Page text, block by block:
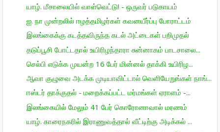
யாழ். மீசாலையில் வாள்வெட்டு! - ஒருவர் படுகாயம்
ஐ. நா முன்றலில் ஈழத்தமிழர்கள் கவனயீர்ப்பு போராட்டம்
இலங்கைக்கு கடத்தவிருந்த கடல் அட்டைகள் பறிமுதல்
தடுப்பூசி போட்டதால் உயிரிழந்தாரா சுன்னாகம் பாடசாலை...
செல்பி எடுக்க முயன்ற 16 பேர் மின்னல் தாக்கி உயிரிழ...
ஆவா குழுவை அடக்க முடியாவிட்டால் வெளியேறுங்கள் நாங்...
ஈஸ்டர் தாக்குதல் - மறைக்கப்பட்ட மர்மங்கள் ஏராளம் -...
இலங்கையில் மேலும் 41 பேர் கொரோனாவால் மரணம்
யாழ். காரைநகரில் இராணுவத்தால் வீட்டிற்கு அடிக்கல் ...